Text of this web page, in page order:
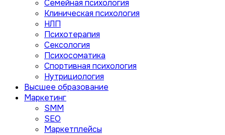
Семейная психология
Клиническая психология
НЛП
Психотерапия
Сексология
Психосоматика
Спортивная психология
Нутрициология
Высшее образование
Маркетинг
SMM
SEO
Маркетплейсы